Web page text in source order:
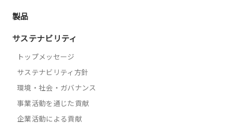
製品
サステナビリティ
トップメッセージ
サステナビリティ方針
環境・社会・ガバナンス
事業活動を通じた貢献
企業活動による貢献